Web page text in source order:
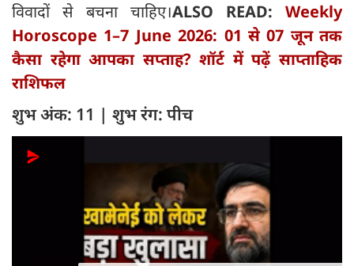
विवादों से बचना चाहिए।ALSO READ: Weekly
Horoscope 1–7 June 2026: 01 से 07 जून तक
कैसा रहेगा आपका सप्ताह? शॉर्ट में पढ़ें साप्ताहिक
राशिफल
शुभ अंक: 11 | शुभ रंग: पीच